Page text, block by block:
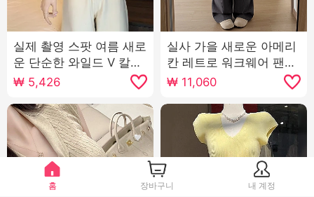
실제 촬영 스팟 여름 새로
운 단순한 와일드 V 칼라
허리 스플릿 코튼 짧은 소
₩ 5,426
실사 가을 새로운 아메리
칸 레트로 워크웨어 팬츠
여성 하이웨이스트 작은
키 루즈핏 슬림해 보이는
넓은 다리 캐주얼 모통이
칼 바지
₩ 11,060
홈 장바구니 내 계정